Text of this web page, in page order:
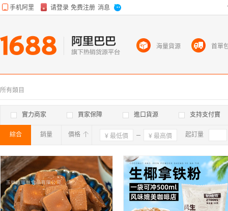
所有類目
實力商家 買家保障 進口貨源 支持支付寶
綜合 銷量 價格 確定 起訂量
海量貨源 首單